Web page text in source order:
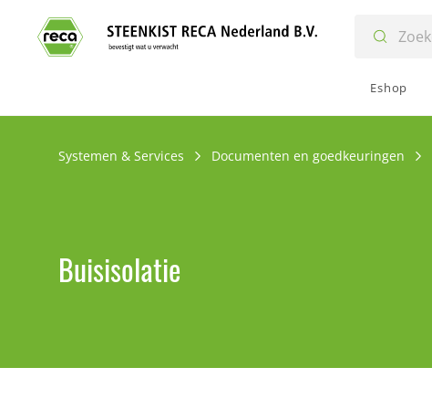
Eshop
Systemen & Services Documenten en goedkeuringen
Buisisolatie